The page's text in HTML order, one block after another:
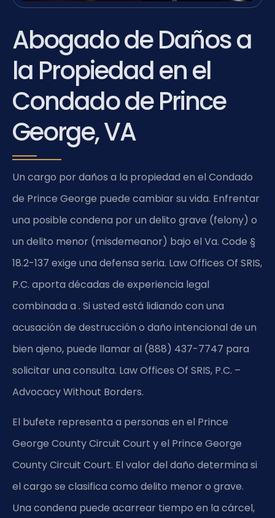
Abogado de Daños a
la Propiedad en el
Condado de Prince
George, VA
Un cargo por daños a la propiedad en el Condado
de Prince George puede cambiar su vida. Enfrentar
una posible condena por un delito grave (felony) o
un delito menor (misdemeanor) bajo el Va. Code §
18.2-137 exige una defensa seria. Law Offices Of SRIS,
P.C. aporta décadas de experiencia legal
combinada a . Si usted está lidiando con una
acusación de destrucción o daño intencional de un
bien ajeno, puede llamar al (888) 437-7747 para
solicitar una consulta. Law Offices Of SRIS, P.C. –
Advocacy Without Borders.
El bufete representa a personas en el Prince
George County Circuit Court y el Prince George
County Circuit Court. El valor del daño determina si
el cargo se clasifica como delito menor o grave.
Una condena puede acarrear tiempo en la cárcel,